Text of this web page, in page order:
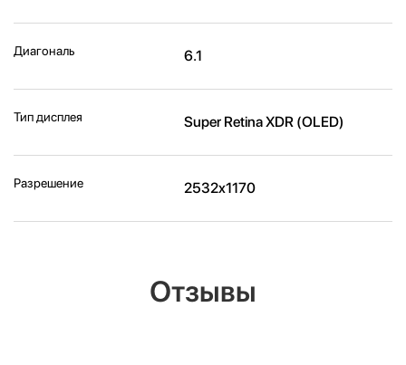
Диагональ 6.1
Тип дисплея Super Retina XDR (OLED)
Разрешение 2532x1170
Отзывы